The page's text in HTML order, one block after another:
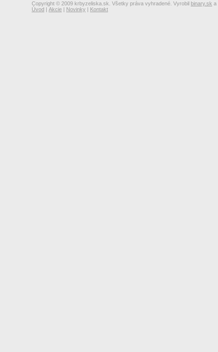
Copyright © 2009 krbyzeliska.sk. Všetky práva vyhradené. Vyrobil binary.sk a
Úvod | Akcie | Novinky | Kontakt